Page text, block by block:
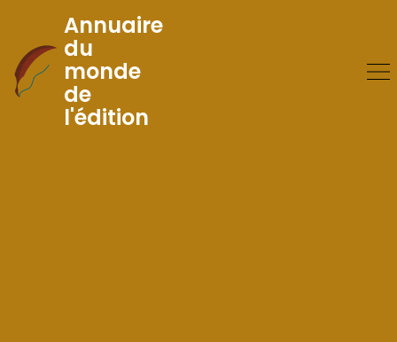
Skip
to
Content
Annuaire
du
monde
de
l'édition